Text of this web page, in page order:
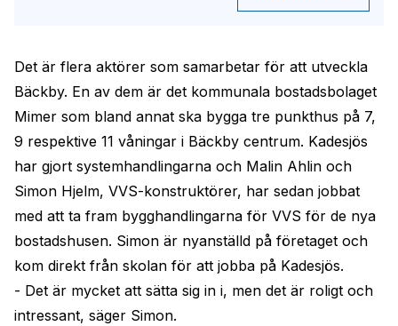
Det är flera aktörer som samarbetar för att utveckla
Bäckby. En av dem är det kommunala bostadsbolaget
Mimer som bland annat ska bygga tre punkthus på 7,
9 respektive 11 våningar i Bäckby centrum. Kadesjös
har gjort systemhandlingarna och Malin Ahlin och
Simon Hjelm, VVS-konstruktörer, har sedan jobbat
med att ta fram bygghandlingarna för VVS för de nya
bostadshusen. Simon är nyanställd på företaget och
kom direkt från skolan för att jobba på Kadesjös.
- Det är mycket att sätta sig in i, men det är roligt och
intressant, säger Simon.